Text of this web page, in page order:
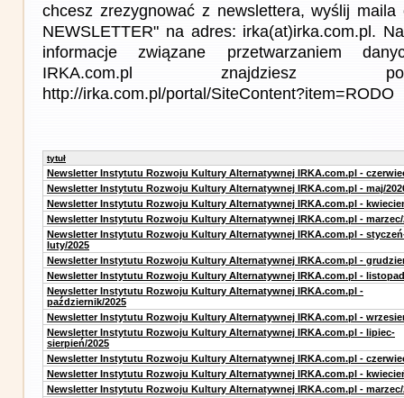
chcesz zrezygnować z newslettera, wyślij
NEWSLETTER" na adres: irka(at)irka.com.pl.
informacje związane przetwarzaniem
IRKA.com.pl znajdziesz
http://irka.com.pl/portal/SiteContent?item=RODO
tytuł
Newsletter Instytutu Rozwoju Kultury Alternatywnej IRKA.com.pl -
Newsletter Instytutu Rozwoju Kultury Alternatywnej IRKA.com.pl - maj/
Newsletter Instytutu Rozwoju Kultury Alternatywnej IRKA.com.pl -
Newsletter Instytutu Rozwoju Kultury Alternatywnej IRKA.com.pl - marzec/
Newsletter Instytutu Rozwoju Kultury Alternatywnej IRKA.com.pl -
luty/2025
Newsletter Instytutu Rozwoju Kultury Alternatywnej IRKA.com.pl -
Newsletter Instytutu Rozwoju Kultury Alternatywnej IRKA.com.pl -
Newsletter Instytutu Rozwoju Kultury Alternatywnej IRKA.com.pl -
październik/2025
Newsletter Instytutu Rozwoju Kultury Alternatywnej IRKA.com.pl -
Newsletter Instytutu Rozwoju Kultury Alternatywnej IRKA.com.pl - lipiec-
sierpień/2025
Newsletter Instytutu Rozwoju Kultury Alternatywnej IRKA.com.pl -
Newsletter Instytutu Rozwoju Kultury Alternatywnej IRKA.com.pl -
Newsletter Instytutu Rozwoju Kultury Alternatywnej IRKA.com.pl - marzec/